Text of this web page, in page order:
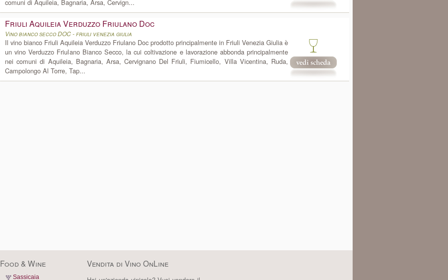
comuni di Aquileia, Bagnaria, Arsa, Cervign...
Friuli Aquileia Verduzzo Friulano Doc
Vino bianco secco DOC - friuli venezia giulia
Il vino bianco Friuli Aquileia Verduzzo Friulano Doc prodotto principalmente in Friuli Venezia Giulia è
un vino Verduzzo Friulano Bianco Secco, la cui coltivazione e lavorazione abbonda principalmente
nei comuni di Aquileia, Bagnaria, Arsa, Cervignano Del Friuli, Fiumicello, Villa Vicentina, Ruda,
Campolongo Al Torre, Tap...
Food & Wine
Sassicaia
Vendita di Vino OnLine